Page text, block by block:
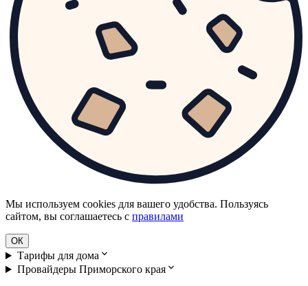
Мы используем cookies для вашего удобства. Пользуясь
сайтом, вы соглашаетесь с правилами
ОК
Тарифы для дома
Провайдеры Приморского края